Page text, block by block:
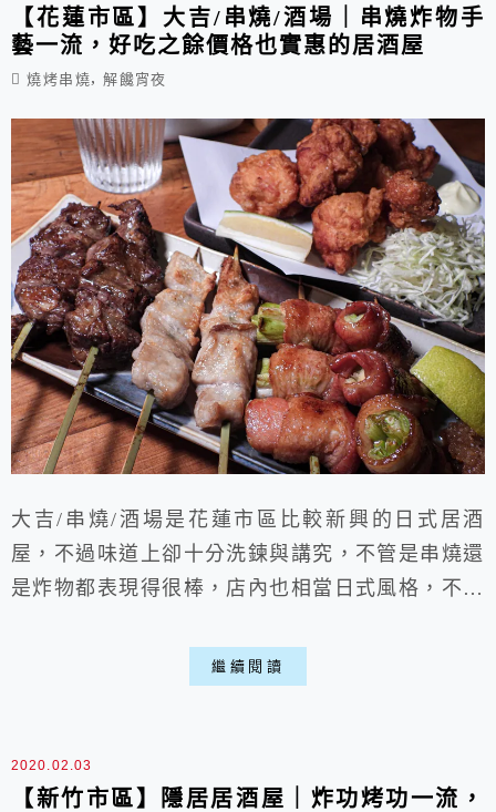
【花蓮市區】大吉/串燒/酒場｜串燒炸物手
藝一流，好吃之餘價格也實惠的居酒屋
燒烤串燒,解饞宵夜
大吉/串燒/酒場是花蓮市區比較新興的日式居酒
屋，不過味道上卻十分洗鍊與講究，不管是串燒還
是炸物都表現得很棒，店內也相當日式風格，不管
一、店家環境: ▶外部: 位於花蓮市民國路
上，是花蓮車水馬龍的市區地帶，從車站來開車約
走入店中就像走入日本的傳統居酒屋，不管是背景
音樂還是氛圍都很日風，座位不多...
繼續閱讀
2020.02.03
【新竹市區】隱居居酒屋｜炸功烤功一流，